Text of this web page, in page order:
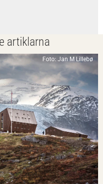
artiklarna
Foto: Jan M Lillebø